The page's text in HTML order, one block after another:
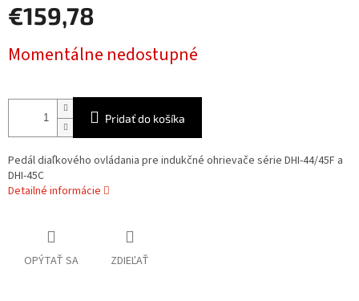
€159,78
cena:
Momentálne nedostupné
Pridať do košíka
Pedál diaľkového ovládania pre indukčné ohrievače série DHI-44/45F a
DHI-45C
Detailné informácie
OPÝTAŤ SA ZDIEĽAŤ